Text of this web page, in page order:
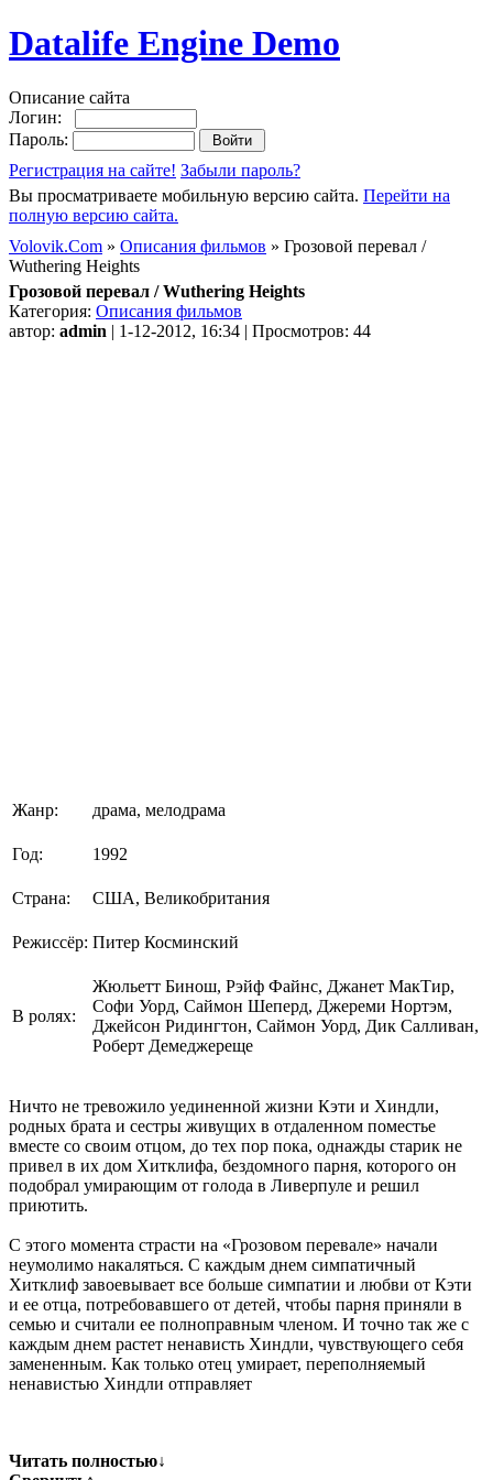
Datalife Engine Demo
Описание сайта
Логин:
Пароль:
Регистрация на сайте! Забыли пароль?
Вы просматриваете мобильную версию сайта. Перейти на
полную версию сайта.
Volovik.Com » Описания фильмов » Грозовой перевал /
Wuthering Heights
Грозовой перевал / Wuthering Heights
Категория: Описания фильмов
автор: admin | 1-12-2012, 16:34 | Просмотров: 44
Жанр: драма, мелодрама
Год: 1992
Страна: США, Великобритания
Режиссёр: Питер Косминский
В ролях:
Жюльетт Бинош, Рэйф Файнс, Джанет МакТир,
Софи Уорд, Саймон Шеперд, Джереми Нортэм,
Джейсон Ридингтон, Саймон Уорд, Дик Салливан,
Роберт Демеджереще
Ничто не тревожило уединенной жизни Кэти и Хиндли,
родных брата и сестры живущих в отдаленном поместье
вместе со своим отцом, до тех пор пока, однажды старик не
привел в их дом Хитклифа, бездомного парня, которого он
подобрал умирающим от голода в Ливерпуле и решил
приютить.
С этого момента страсти на «Грозовом перевале» начали
неумолимо накаляться. С каждым днем симпатичный
Хитклиф завоевывает все больше симпатии и любви от Кэти
и ее отца, потребовавшего от детей, чтобы парня приняли в
семью и считали ее полноправным членом. И точно так же с
каждым днем растет ненависть Хиндли, чувствующего себя
замененным. Как только отец умирает, переполняемый
ненавистью Хиндли отправляет
Читать полностью↓